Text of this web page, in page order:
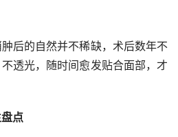
后的自然并不稀缺，术后数年不
透光，随时间愈发贴合面部，才
点